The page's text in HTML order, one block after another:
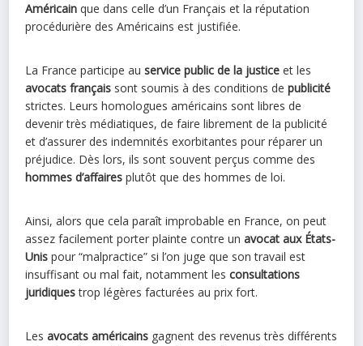
Américain que dans celle d’un Français et la réputation
procédurière des Américains est justifiée.
La France participe auservice public de la justice et les
avocats français sont soumis à des conditions depublicité
strictes. Leurs homologues américains sont libres de
devenir très médiatiques, de faire librement de la publicité
et d’assurer des indemnités exorbitantes pour réparer un
préjudice. Dès lors, ils sont souvent perçus comme des
hommes d’affaires plutôt que des hommes de loi.
Ainsi, alors que cela paraît improbable en France, on peut
assez facilement porter plainte contre un avocat aux États-
Unis pour “malpractice” si l’on juge que son travail est
insuffisant ou mal fait, notamment les consultations
juridiquestrop légères facturées au prix fort.
Lesavocats américains gagnent des revenus très différents